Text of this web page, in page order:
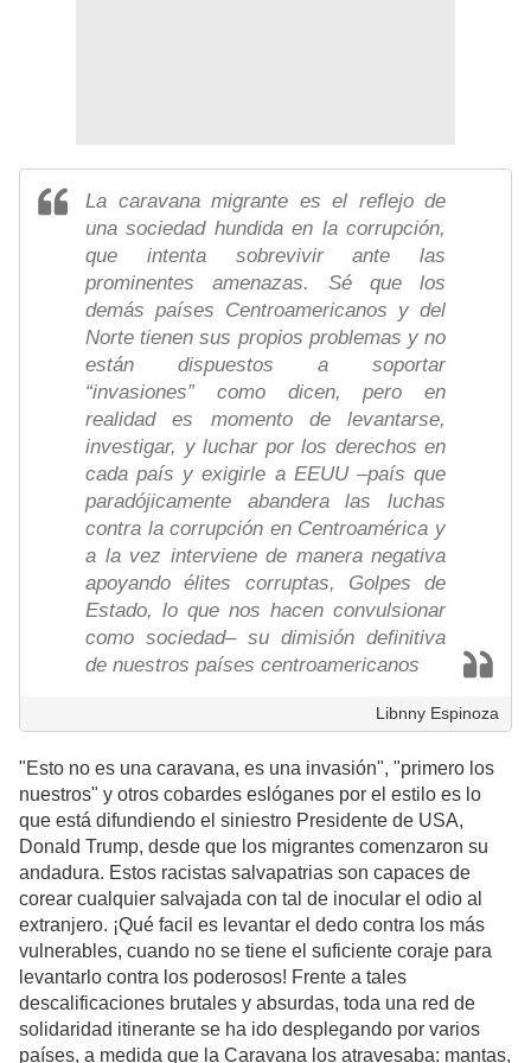
La caravana migrante es el reflejo de
una sociedad hundida en la corrupción,
que intenta sobrevivir ante las
prominentes amenazas. Sé que los
demás países Centroamericanos y del
Norte tienen sus propios problemas y no
están dispuestos a soportar
“invasiones” como dicen, pero en
realidad es momento de levantarse,
investigar, y luchar por los derechos en
cada país y exigirle a EEUU –país que
paradójicamente abandera las luchas
contra la corrupción en Centroamérica y
a la vez interviene de manera negativa
apoyando élites corruptas, Golpes de
Estado, lo que nos hacen convulsionar
como sociedad– su dimisión definitiva
de nuestros países centroamericanos
Libnny Espinoza
"Esto no es una caravana, es una invasión", "primero los
nuestros" y otros cobardes eslóganes por el estilo es lo
que está difundiendo el siniestro Presidente de USA,
Donald Trump, desde que los migrantes comenzaron su
andadura. Estos racistas salvapatrias son capaces de
corear cualquier salvajada con tal de inocular el odio al
extranjero. ¡Qué facil es levantar el dedo contra los más
vulnerables, cuando no se tiene el suficiente coraje para
levantarlo contra los poderosos! Frente a tales
descalificaciones brutales y absurdas, toda una red de
solidaridad itinerante se ha ido desplegando por varios
países, a medida que la Caravana los atravesaba: mantas,